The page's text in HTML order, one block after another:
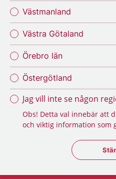
Västmanland
Västra Götaland
Örebro län
Östergötland
Jag vill inte se någon
Obs! Detta val innebär att
och viktig information som